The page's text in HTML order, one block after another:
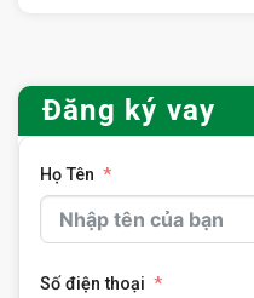
Đăng ký vay
Họ Tên
Số điện thoại